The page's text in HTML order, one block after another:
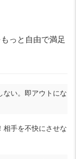
っと自由で満足
ない。即アウトにな
相手を不快にさせな